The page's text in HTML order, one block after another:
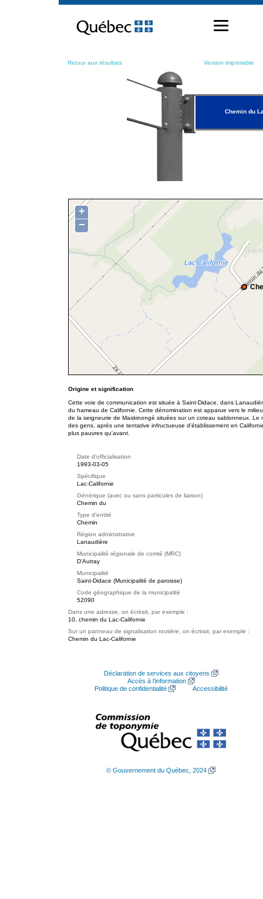
contenu
Retour aux résultats Version imprimable
Chemin du
+
−
Origine et signification
Cette voie de communication est située à Saint-Didace, dans
du hameau de Californie. Cette dénomination est apparue vers le
de la seigneurie de Maskinongé situées sur un coteau sablonneux.
des gens, après une tentative infructueuse d'établissement en
plus pauvres qu'avant.
Date d'officialisation
1993-03-05
Spécifique
Lac-Californie
Générique (avec ou sans particules de liaison)
Chemin du
Type d'entité
Chemin
Région administrative
Lanaudière
Municipalité régionale de comté (MRC)
D'Autray
Municipalité
Saint-Didace (Municipalité de paroisse)
Code géographique de la municipalité
52090
Dans une adresse, on écrirait, par exemple :
10, chemin du Lac-Californie
Sur un panneau de signalisation routière, on écrirait, par exemple :
Chemin du Lac-Californie
Déclaration de services aux citoyens
Accès à l’information
Politique de confidentialité
Accessibilité
© Gouvernement du Québec, 2024